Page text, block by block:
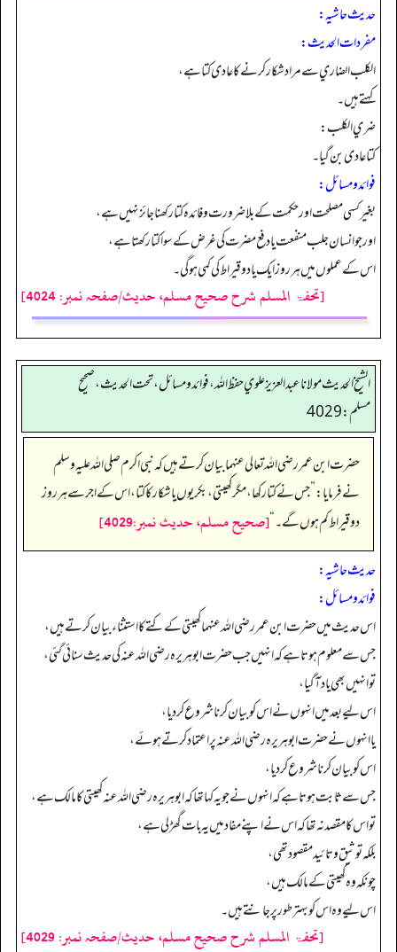
حدیث حاشیہ:
مفردات الحدیث:
الكلب الضاري سے مراد شکار کرنے کا عادی کتا ہے،
کہتے ہیں۔
ضري الكلب:
کتا عادی بن گیا۔
فوائد ومسائل:
بغیر کسی مصلحت اور حکمت کے بلا ضرورت و فائدہ کتا رکھنا جائز نہیں ہے،
اور جو انسان جلب منفعت یا دفع مضرت کی غرض کے سوا کتا رکھتا ہے،
اس کے عملوں میں ہر روز ایک یا دو قیراط کی کمی ہو گی۔
[تحفۃ المسلم شرح صحیح مسلم، حدیث/صفحہ نمبر: 4024]
الشيخ الحديث مولانا عبدالعزيز علوي حفظ الله، فوائد و مسائل، تحت الحديث ، صحيح
مسلم: 4029
حضرت ابن عمر رضی اللہ تعالی عنہما بیان کرتے ہیں کہ نبی اکرم صلی اللہ علیہ وسلم
نے فرمایا:”جس نے کتا رکھا، مگر کھیتی، بکریوں یا شکار کا کتا، اس کے اجر سے ہر روز
دو قیراط کم ہوں گے۔“[صحيح مسلم، حديث نمبر:4029]
حدیث حاشیہ:
فوائد ومسائل:
اس حدیث میں حضرت ابن عمر رضی اللہ عنہما کھیتی کے کتے کا استثناء بیان کرتے ہیں،
جس سے معلوم ہوتا ہے کہ انہیں جب حضرت ابو ہریرہ رضی اللہ عنہ کی حدیث سنائی گئی،
تو انہیں بھی یاد آ گیا،
اس لیے بعد میں انہوں نے اس کو بیان کرنا شروع کر دیا،
یا انہوں نے حضرت ابو ہریرہ رضی اللہ عنہ پر اعتماد کرتے ہوئے،
اس کو بیان کرنا شروع کر دیا،
جس سے ثابت ہوتا ہے کہ انہوں نے جو یہ کہا تھا کہ ابو ہریرہ رضی اللہ عنہ کھیتی کا مالک ہے،
تو اس کا مقصد نہ تھا کہ اس نے اپنے مفاد میں یہ بات گھڑ لی ہے،
بلکہ توثیق و تائید مقصود تھی،
چونکہ وہ کھیتی کے مالک ہیں،
اس لیے وہ اس کو بہتر طور پر جانتے ہیں۔
[تحفۃ المسلم شرح صحیح مسلم، حدیث/صفحہ نمبر: 4029]